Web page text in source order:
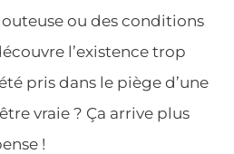
ou des conditions
l’existence trop
pris dans le piège d’une
vraie ? Ça arrive plus
!